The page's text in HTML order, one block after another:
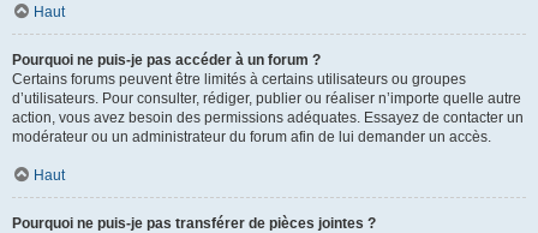
Haut
Pourquoi ne puis-je pas accéder à un forum ?
Certains forums peuvent être limités à certains utilisateurs ou groupes
d’utilisateurs. Pour consulter, rédiger, publier ou réaliser n’importe quelle autre
action, vous avez besoin des permissions adéquates. Essayez de contacter un
modérateur ou un administrateur du forum afin de lui demander un accès.
Haut
Pourquoi ne puis-je pas transférer de pièces jointes ?